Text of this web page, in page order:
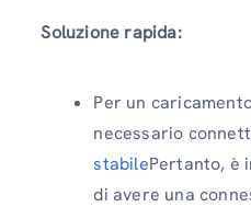
Soluzione rapida:
Per un
necessario
stabilePertanto, è
di avere una